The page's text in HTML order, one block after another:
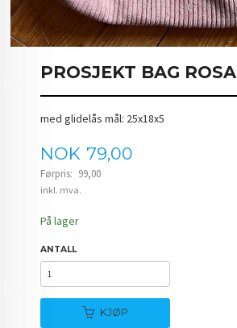
PROSJEKT BAG ROSA
med glidelås mål: 25x18x5
Tilbud
NOK 79,00
Førpris: 99,00
Rabatt
inkl. mva.
På lager
ANTALL
KJØP